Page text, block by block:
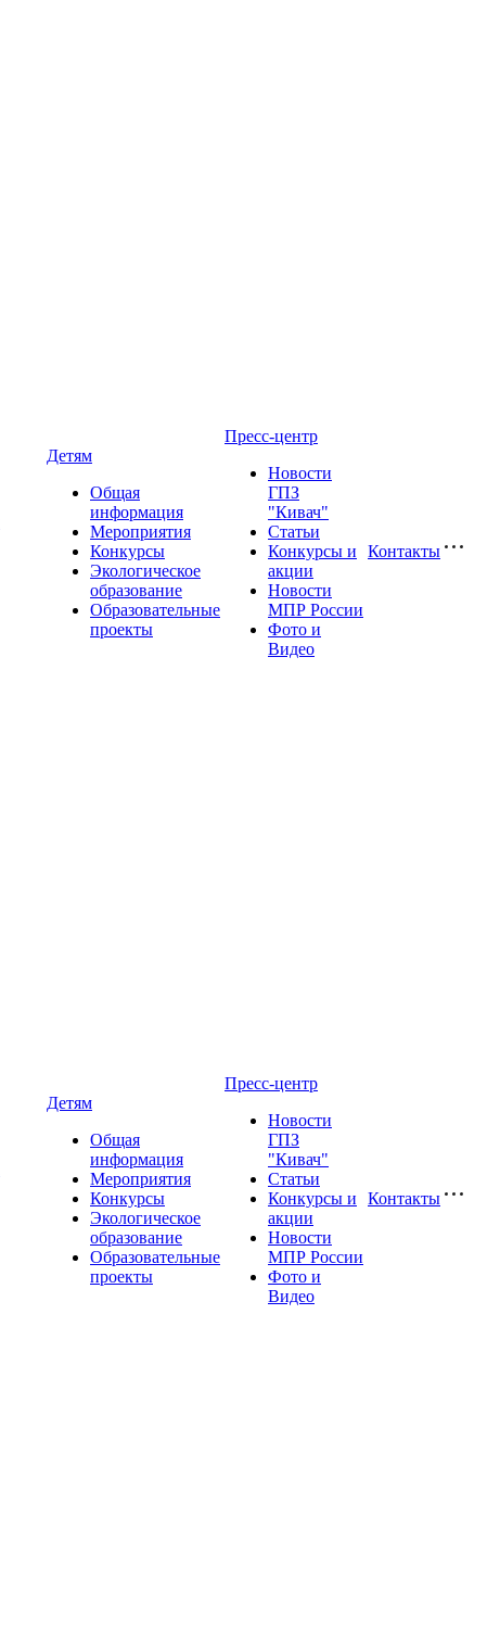
Детям
Общая
информация
Мероприятия
Конкурсы
Экологическое
образование
Образовательные
проекты
Пресс-центр
Новости
ГПЗ
"Кивач"
Статьи
Конкурсы и
акции
Новости
МПР России
Фото и
Видео
Контакты
Детям
Общая
информация
Мероприятия
Конкурсы
Экологическое
образование
Образовательные
проекты
Пресс-центр
Новости
ГПЗ
"Кивач"
Статьи
Конкурсы и
акции
Новости
МПР России
Фото и
Видео
Контакты